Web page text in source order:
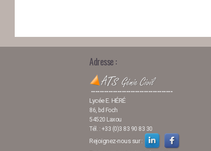
Adresse :
-------------------------------------
Lycée E. HÉRÉ
86, bd Foch
54520 Laxou
Tél. : +33 (0)3 83 90 83 30
Rejoignez-nous sur :